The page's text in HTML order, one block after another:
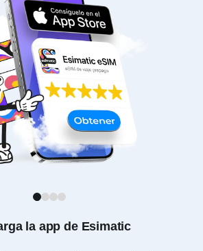
la app de Esimatic
1